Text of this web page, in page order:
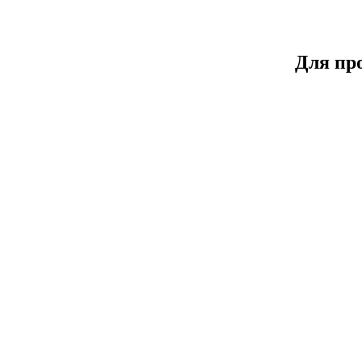
Для